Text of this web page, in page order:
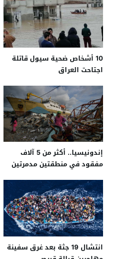
10 أشخاص ضحية سيول قاتلة
اجتاحت العراق
إندونيسيا.. أكثر من 5 آلاف
مفقود في منطقتين مدمرتين
انتشال 19 جثة بعد غرق سفينة